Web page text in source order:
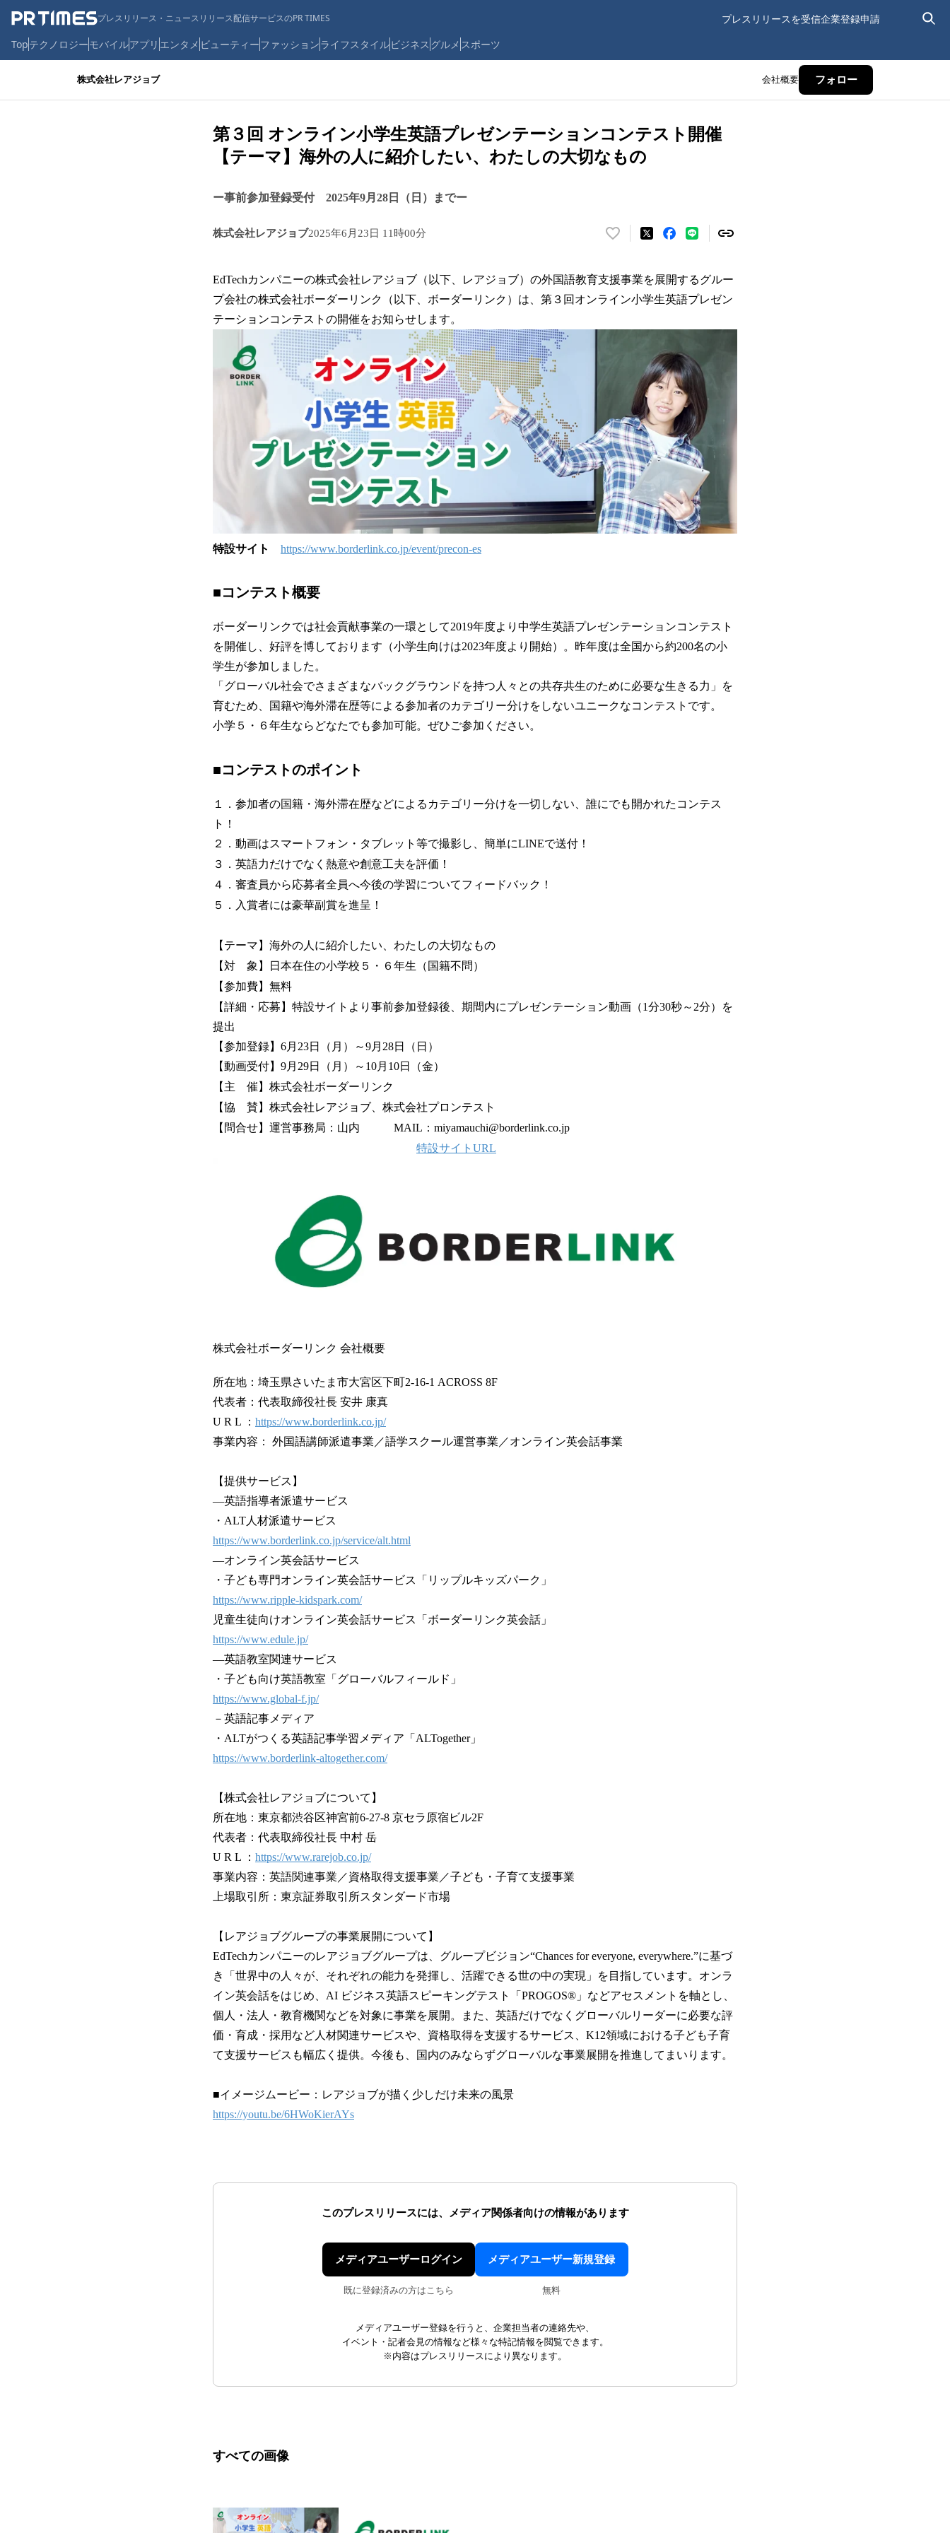
プレスリリース・ニュースリリース配信サービスのPR TIMES プレスリリースを受信企業登録申請
Topテクノロジーモバイルアプリ エンタメ ビューティーファッションライフスタイルビジネス グルメ スポーツ
株式会社レアジョブ 会社概要 フォロー
第３回 オンライン小学生英語プレゼンテーションコンテスト開催
【テーマ】海外の人に紹介したい、わたしの大切なもの
ー事前参加登録受付 2025年9月28日（日）までー
株式会社レアジョブ2025年6月23日 11時00分
い
！
数
読
す
EdTechカンパニーの株式会社レアジョブ（以下、レアジョブ）の外国語教育支援事業を展開するグルー
プ会社の株式会社ボーダーリンク（以下、ボーダーリンク）は、第３回オンライン小学生英語プレゼン
テーションコンテストの開催をお知らせします。
特設サイト https://www.borderlink.co.jp/event/precon-es
■コンテスト概要
ボーダーリンクでは社会貢献事業の一環として2019年度より中学生英語プレゼンテーションコンテスト
を開催し、好評を博しております（小学生向けは2023年度より開始）。昨年度は全国から約200名の小
学生が参加しました。
「グローバル社会でさまざまなバックグラウンドを持つ人々との共存共生のために必要な生きる力」を
育むため、国籍や海外滞在歴等による参加者のカテゴリー分けをしないユニークなコンテストです。
小学５・６年生ならどなたでも参加可能。ぜひご参加ください。
■コンテストのポイント
１．参加者の国籍・海外滞在歴などによるカテゴリー分けを一切しない、誰にでも開かれたコンテス
ト！
２．動画はスマートフォン・タブレット等で撮影し、簡単にLINEで送付！
３．英語力だけでなく熱意や創意工夫を評価！
４．審査員から応募者全員へ今後の学習についてフィードバック！
５．入賞者には豪華副賞を進呈！
【テーマ】海外の人に紹介したい、わたしの大切なもの
【対 象】日本在住の小学校５・６年生（国籍不問）
【参加費】無料
【詳細・応募】特設サイトより事前参加登録後、期間内にプレゼンテーション動画（1分30秒～2分）を
提出
【参加登録】6月23日（月）～9月28日（日）
【動画受付】9月29日（月）～10月10日（金）
【主 催】株式会社ボーダーリンク
【協 賛】株式会社レアジョブ、株式会社プロンテスト
【問合せ】運営事務局：山内 MAIL：miyamauchi@borderlink.co.jp
特設サイトURL
株式会社ボーダーリンク 会社概要
所在地：埼玉県さいたま市大宮区下町2-16-1 ACROSS 8F
代表者：代表取締役社長 安井 康真
U R L ： https://www.borderlink.co.jp/
事業内容： 外国語講師派遣事業／語学スクール運営事業／オンライン英会話事業
【提供サービス】
―英語指導者派遣サービス
・ALT人材派遣サービス
https://www.borderlink.co.jp/service/alt.html
―オンライン英会話サービス
・子ども専門オンライン英会話サービス「リップルキッズパーク」
https://www.ripple-kidspark.com/
児童生徒向けオンライン英会話サービス「ボーダーリンク英会話」
https://www.edule.jp/
―英語教室関連サービス
・子ども向け英語教室「グローバルフィールド」
https://www.global-f.jp/
－英語記事メディア
・ALTがつくる英語記事学習メディア「ALTogether」
https://www.borderlink-altogether.com/
【株式会社レアジョブについて】
所在地：東京都渋谷区神宮前6-27-8 京セラ原宿ビル2F
代表者：代表取締役社長 中村 岳
U R L ： https://www.rarejob.co.jp/
事業内容：英語関連事業／資格取得支援事業／子ども・子育て支援事業
上場取引所：東京証券取引所スタンダード市場
【レアジョブグループの事業展開について】
EdTechカンパニーのレアジョブグループは、グループビジョン“Chances for everyone, everywhere.”に基づ
き「世界中の人々が、それぞれの能力を発揮し、活躍できる世の中の実現」を目指しています。オンラ
イン英会話をはじめ、AI ビジネス英語スピーキングテスト「PROGOS®」などアセスメントを軸とし、
個人・法人・教育機関などを対象に事業を展開。また、英語だけでなくグローバルリーダーに必要な評
価・育成・採用など人材関連サービスや、資格取得を支援するサービス、K12領域における子ども子育
て支援サービスも幅広く提供。今後も、国内のみならずグローバルな事業展開を推進してまいります。
■イメージムービー：レアジョブが描く少しだけ未来の風景
https://youtu.be/6HWoKierAYs
このプレスリリースには、 メディア関係者向けの情報があります
メディアユーザーログイン
既に登録済みの方はこちら
メディアユーザー新規登録
無料
メディアユーザー登録を行うと、企業担当者の連絡先や、
イベント・記者会見の情報など様々な特記情報を閲覧できます。
※内容はプレスリリースにより異なります。
すべての画像